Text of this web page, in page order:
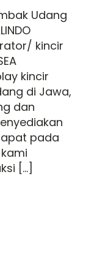
Udang
kincir
kincir
di Jawa,
dan
pada
[…]